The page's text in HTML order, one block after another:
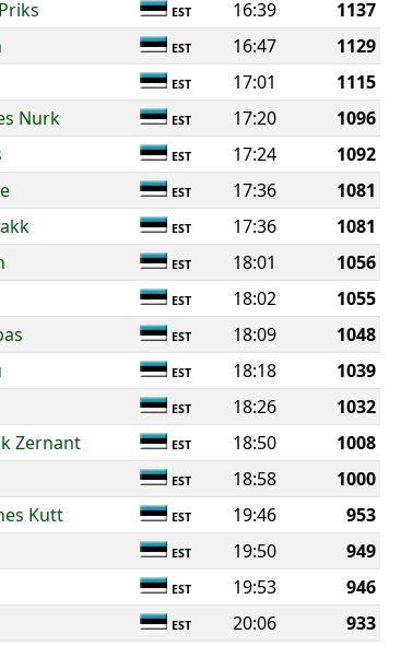
EST 16:39
1137
EST 16:47
1129
EST 17:01
1115
Nurk EST 17:20
1096
EST 17:24
1092
EST 17:36
1081
EST 17:36
1081
EST 18:01
1056
EST 18:02
1055
EST 18:09
1048
EST 18:18
1039
EST 18:26
1032
Zernant EST 18:50
1008
EST 18:58
1000
Kutt EST 19:46
953
EST 19:50
949
EST 19:53
946
EST 20:06
933